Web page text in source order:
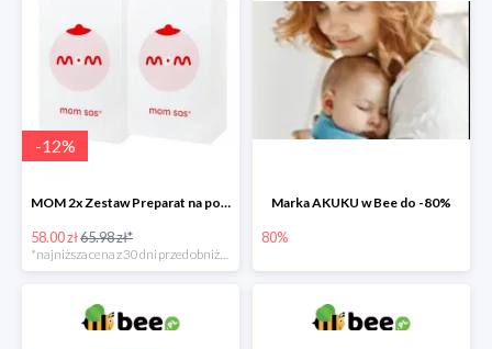
-12%
MOM 2x Zestaw Preparat na poprawę laktacji na mleku słodowym -12%
58.00 zł65.98 zł*
*najniższa cena z 30 dni przed obniżką
Marka AKUKU w Bee do -80%
80%